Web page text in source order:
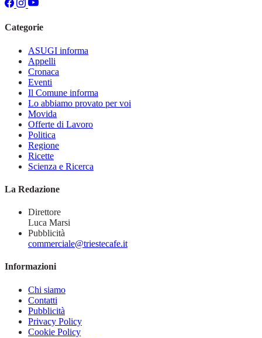
Categorie
ASUGI informa
Appelli
Cronaca
Eventi
Il Comune informa
Lo abbiamo provato per voi
Movida
Offerte di Lavoro
Politica
Regione
Ricette
Scienza e Ricerca
La Redazione
Direttore
Luca Marsi
Pubblicità
commerciale@triestecafe.it
Informazioni
Chi siamo
Contatti
Pubblicità
Privacy Policy
Cookie Policy